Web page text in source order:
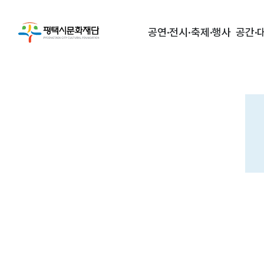
공연·전시·축제·행사 공간·